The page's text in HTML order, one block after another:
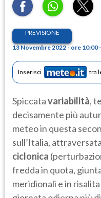
PREVISIONE
13 Novembre 2022 - ore
Inserisci tra
Spiccatavariabilità,
decisamente più
meteo in questa
sull’Italia,
ciclonica
fredda in quota,
meridionali e in